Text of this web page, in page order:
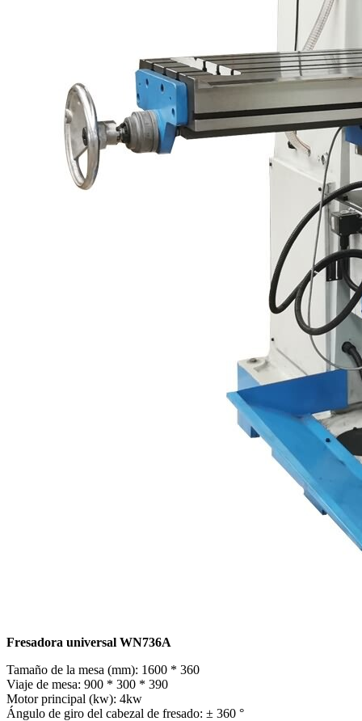
Fresadora universal WN736A
Tamaño de la mesa (mm): 1600 * 360
Viaje de mesa: 900 * 300 * 390
Motor principal (kw): 4kw
Ángulo de giro del cabezal de fresado: ± 360 °